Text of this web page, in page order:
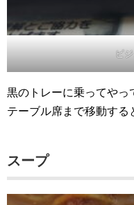
ビ
黒のトレーに乗ってやっ
テーブル席まで移動する
スープ